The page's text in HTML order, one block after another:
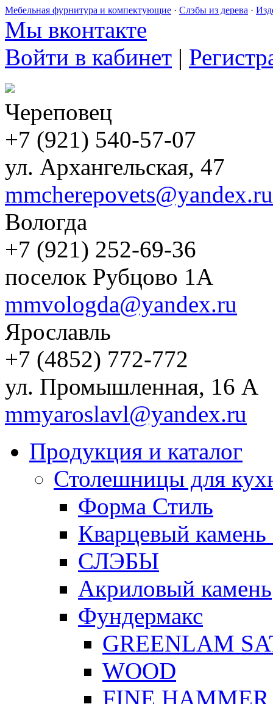
Мебельная фурнитура и компектующие · Слэбы из дерева ·
Мы вконтакте
Войти в кабинет |
Череповец
+7 (921) 540-57-07
ул. Архангельская, 47
mmcherepovets@yandex.ru
Вологда
+7 (921) 252-69-36
поселок Рубцово 1А
mmvologda@yandex.ru
Ярославль
+7 (4852) 772-772
ул. Промышленная, 16 А
mmyaroslavl@yandex.ru
Продукция и каталог
Столешницы для
Форма Стиль
Кварцевый камень
СЛЭБЫ
Акриловый камень
Фундермакс
GREENLAM
WOOD
FINE HAMMER